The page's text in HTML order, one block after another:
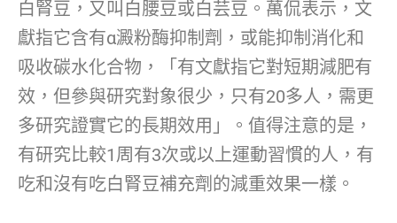
白腎豆，又叫白腰豆或白芸豆。萬侃表示，文
獻指它含有α澱粉酶抑制劑，或能抑制消化和
吸收碳水化合物，「有文獻指它對短期減肥有
效，但參與研究對象很少，只有20多人，需更
多研究證實它的長期效用」。值得注意的是，
有研究比較1周有3次或以上運動習慣的人，有
吃和沒有吃白腎豆補充劑的減重效果一樣。